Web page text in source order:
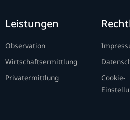
Leistungen
Observation
Wirtschaftsermittlung
Privatermittlung
Cookie-